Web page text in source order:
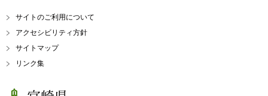
サイトのご利用について
アクセシビリティ方針
サイトマップ
リンク集